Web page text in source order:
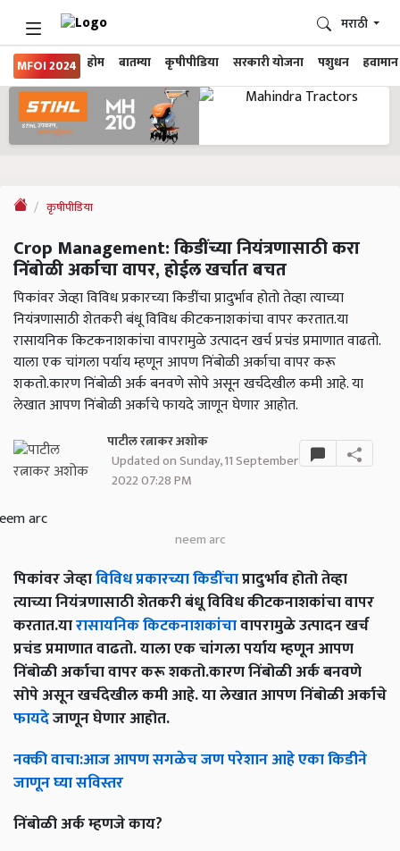
MFOI 2024 होम बातम्या कृषीपीडिया सरकारी योजना पशुधन हवामान
मराठी
कृषीपीडिया
Crop Management: किडींच्या नियंत्रणासाठी करा
निंबोळी अर्काचा वापर, होईल खर्चात बचत
पिकांवर जेव्हा विविध प्रकारच्या किडींचा प्रादुर्भाव होतो तेव्हा त्याच्या
नियंत्रणासाठी शेतकरी बंधू विविध कीटकनाशकांचा वापर करतात.या
रासायनिक किटकनाशकांचा वापरामुळे उत्पादन खर्च प्रचंड प्रमाणात वाढतो.
याला एक चांगला पर्याय म्हणून आपण निंबोळी अर्काचा वापर करू
शकतो.कारण निंबोळी अर्क बनवणे सोपे असून खर्चदेखील कमी आहे. या
लेखात आपण निंबोळी अर्काचे फायदे जाणून घेणार आहोत.
पाटील रत्नाकर अशोक
Updated on Sunday, 11 September
2022 07:28 PM
neem arc
पिकांवर जेव्हाविविध प्रकारच्या किडींचाप्रादुर्भाव होतो तेव्हा
त्याच्या नियंत्रणासाठी शेतकरी बंधू विविध कीटकनाशकांचा वापर
करतात.यारासायनिक किटकनाशकांचावापरामुळे उत्पादन खर्च
प्रचंड प्रमाणात वाढतो. याला एक चांगला पर्याय म्हणून आपण
निंबोळी अर्काचा वापर करू शकतो.कारण निंबोळी अर्क बनवणे
सोपे असून खर्चदेखील कमी आहे. या लेखात आपण निंबोळी अर्काचे
फायदेजाणून घेणार आहोत.
नक्कीवाचा:आजआपणसगळेचजणपरेशानआहेएकाकिडीने
जाणूनघ्यासविस्तर
निंबोळीअर्कम्हणजेकाय?